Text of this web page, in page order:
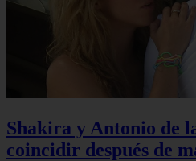
Shakira y Antonio de
coincidir después de